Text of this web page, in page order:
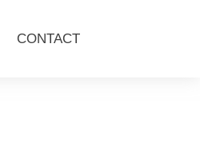
CONTACT